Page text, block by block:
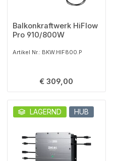
Balkonkraftwerk HiFlow
Pro 910/800W
Artikel Nr.: BKW.HIF800.P
Regulärer Preis:
€ 309,00
LAGERND HUB